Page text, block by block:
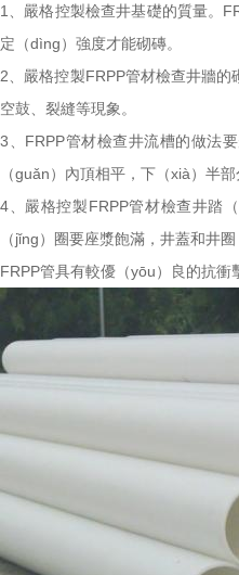
1、嚴格控製檢查井基礎的質量。
定（dìng）強度才能砌磚。
2、嚴格控製FRPP管材檢查井牆
空鼓、裂縫等現象。
3、FRPP管材檢查井流槽的做法
（guǎn）內頂相平，下（xià）半
4、嚴格控製FRPP管材檢查井踏
（jǐng）圈要座漿飽滿，井蓋和井
FRPP管具有較優（yōu）良的抗